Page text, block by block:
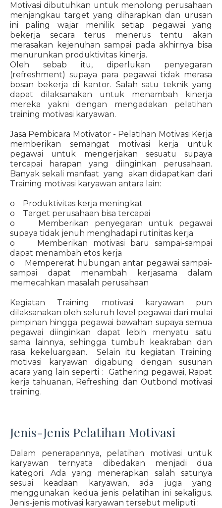
Motivasi dibutuhkan untuk menolong perusahaan
menjangkau target yang diharapkan dan urusan
ini paling wajar menilik setiap pegawai yang
bekerja secara terus menerus tentu akan
merasakan kejenuhan sampai pada akhirnya bisa
menurunkan produktivitas kinerja.
Oleh sebab itu, diperlukan penyegaran
(refreshment) supaya para pegawai tidak merasa
bosan bekerja di kantor. Salah satu teknik yang
dapat dilaksanakan untuk menambah kinerja
mereka yakni dengan mengadakan pelatihan
training motivasi karyawan.
Jasa Pembicara Motivator - Pelatihan Motivasi Kerja
memberikan semangat motivasi kerja untuk
pegawai untuk mengerjakan sesuatu supaya
tercapai harapan yang diinginkan perusahaan.
Banyak sekali manfaat yang akan didapatkan dari
Training motivasi karyawan antara lain:
o Produktivitas kerja meningkat
o Target perusahaan bisa tercapai
o Memberikan penyegaran untuk pegawai
supaya tidak jenuh menghadapi rutinitas kerja
o Memberikan motivasi baru sampai-sampai
dapat menambah etos kerja
o Mempererat hubungan antar pegawai sampai-
sampai dapat menambah kerjasama dalam
memecahkan masalah perusahaan
Kegiatan Training motivasi karyawan pun
dilaksanakan oleh seluruh level pegawai dari mulai
pimpinan hingga pegawai bawahan supaya semua
pegawai diinginkan dapat lebih menyatu satu
sama lainnya, sehingga tumbuh keakraban dan
rasa kekeluargaan. Selain itu kegiatan Training
motivasi karyawan digabung dengan susunan
acara yang lain seperti : Gathering pegawai, Rapat
kerja tahuanan, Refreshing dan Outbond motivasi
training.
Jenis-Jenis Pelatihan Motivasi
Dalam penerapannya, pelatihan motivasi untuk
karyawan ternyata dibedakan menjadi dua
kategori. Ada yang menerapkan salah satunya
sesuai keadaan karyawan, ada juga yang
menggunakan kedua jenis pelatihan ini sekaligus.
Jenis-jenis motivasi karyawan tersebut meliputi :